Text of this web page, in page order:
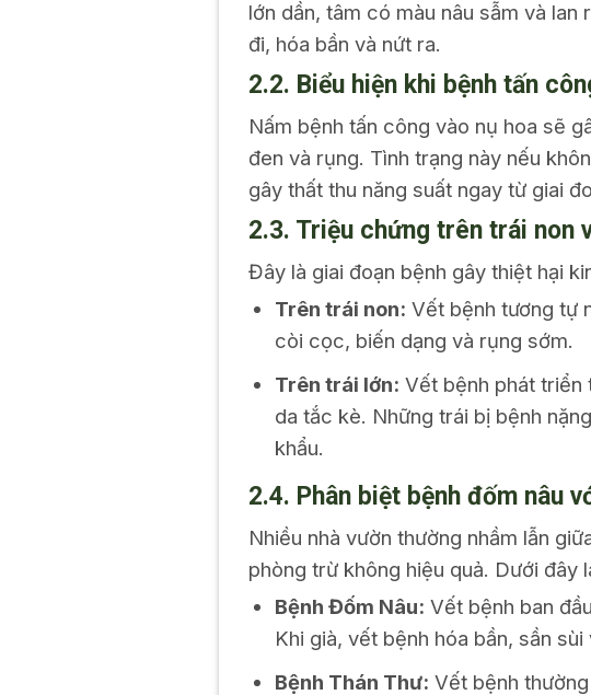
lớn dần, tâm có màu nâu sẫm và
đi, hóa bần và nứt ra.
2.2. Biểu hiện khi bệnh tấn
Nấm bệnh tấn công vào nụ hoa sẽ
đen và rụng. Tình trạng này nếu
gây thất thu năng suất ngay từ giai
2.3. Triệu chứng trên trái non
Đây là giai đoạn bệnh gây thiệt hại
Trên trái non: Vết bệnh tương tự
còi cọc, biến dạng và rụng sớm.
Trên trái lớn: Vết bệnh phát triển
da tắc kè. Những trái bị bệnh
khẩu.
2.4. Phân biệt bệnh đốm nâu
Nhiều nhà vườn thường nhầm lẫn
phòng trừ không hiệu quả. Dưới đây
Bệnh Đốm Nâu: Vết bệnh ban
Khi già, vết bệnh hóa bần, sần sùi
Bệnh Thán Thư: Vết bệnh